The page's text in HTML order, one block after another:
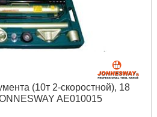
(10т 2-скоростной), 18
AE010015